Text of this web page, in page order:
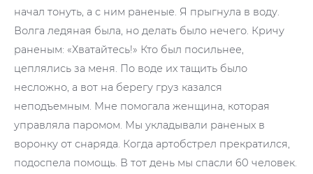
начал тонуть, а с ним раненые. Я прыгнула в воду.
Волга ледяная была, но делать было нечего. Кричу
раненым: «Хватайтесь!» Кто был посильнее,
цеплялись за меня. По воде их тащить было
несложно, а вот на берегу груз казался
неподъемным. Мне помогала женщина, которая
управляла паромом. Мы укладывали раненых в
воронку от снаряда. Когда артобстрел прекратился,
подоспела помощь. В тот день мы спасли 60 человек.